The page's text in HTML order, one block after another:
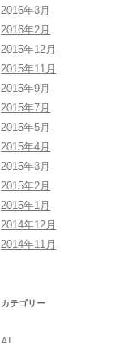
2016年3月
2016年2月
2015年12月
2015年11月
2015年9月
2015年7月
2015年5月
2015年4月
2015年3月
2015年2月
2015年1月
2014年12月
2014年11月
カテゴリー